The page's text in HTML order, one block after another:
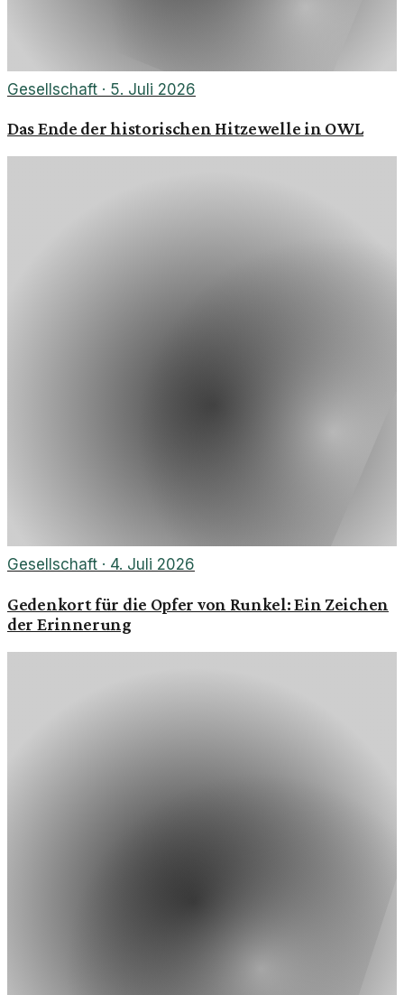
Gesellschaft · 5. Juli 2026
Das Ende der historischen Hitzewelle in OWL
Gesellschaft · 4. Juli 2026
Gedenkort für die Opfer von Runkel: Ein Zeichen
der Erinnerung